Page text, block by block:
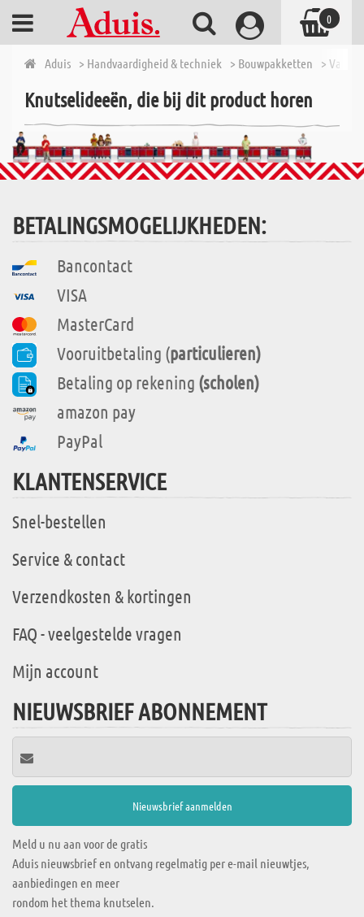
Aduis > Handvaardigheid & techniek > Bouwpakketten > Van 7
Knutselideeën, die bij dit product horen
BETALINGSMOGELIJKHEDEN:
Bancontact
VISA
MasterCard
Vooruitbetaling (particulieren)
Betaling op rekening (scholen)
amazon pay
PayPal
KLANTENSERVICE
Snel-bestellen
Service & contact
Verzendkosten & kortingen
FAQ - veelgestelde vragen
Mijn account
NIEUWSBRIEF ABONNEMENT
Meld u nu aan voor de gratis
Aduis nieuwsbrief en ontvang regelmatig per e-mail nieuwtjes,
aanbiedingen en meer
rondom het thema knutselen.
0